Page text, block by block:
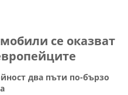
се оказват
два пъти по-бързо